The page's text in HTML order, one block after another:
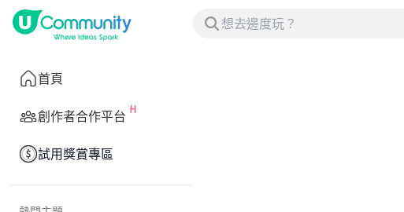
首頁
創作者合作平台
試用獎賞專區